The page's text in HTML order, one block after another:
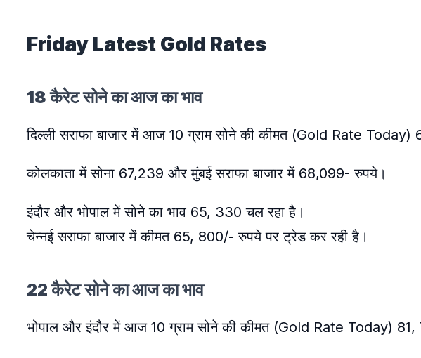
Friday Latest Gold Rates
18 कैरेट सोने का आज का भाव
दिल्ली सराफा बाजार में आज 10 ग्राम सोने की कीमत (Gold Rate
कोलकाता में सोना 67,239 और मुंबई सराफा बाजार में 68,099- रुपये।
इंदौर और भोपाल में सोने का भाव 65, 330 चल रहा है।
चेन्नई सराफा बाजार में कीमत 65, 800/- रुपये पर ट्रेड कर रही है।
22 कैरेट सोने का आज का भाव
भोपाल और इंदौर में आज 10 ग्राम सोने की कीमत (Gold Rate Today)